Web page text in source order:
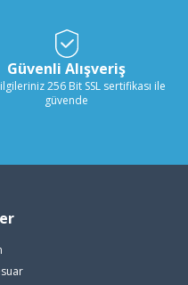
Güvenli Alışveriş
256 Bit SSL sertifikası ile
güvende